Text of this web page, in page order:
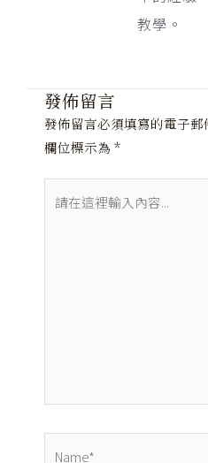
教學。
發佈留言
發佈留言必須填寫的電子郵
欄位標示為*
在